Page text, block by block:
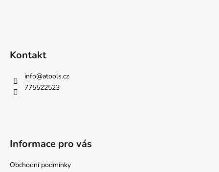
Kontakt
info@atools.cz
775522523
Informace pro vás
Obchodní podmínky